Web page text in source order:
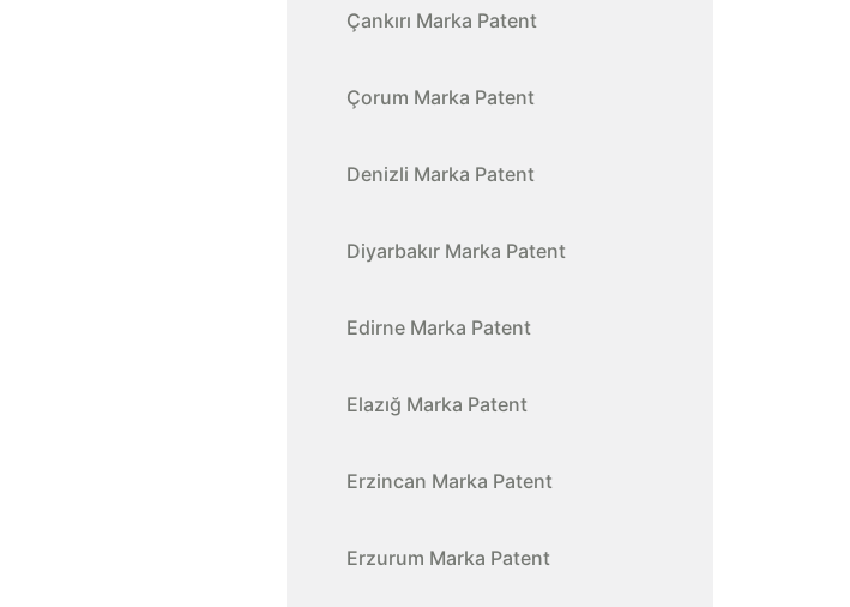
Çankırı Marka Patent
Çorum Marka Patent
Denizli Marka Patent
Diyarbakır Marka Patent
Edirne Marka Patent
Elazığ Marka Patent
Erzincan Marka Patent
Erzurum Marka Patent